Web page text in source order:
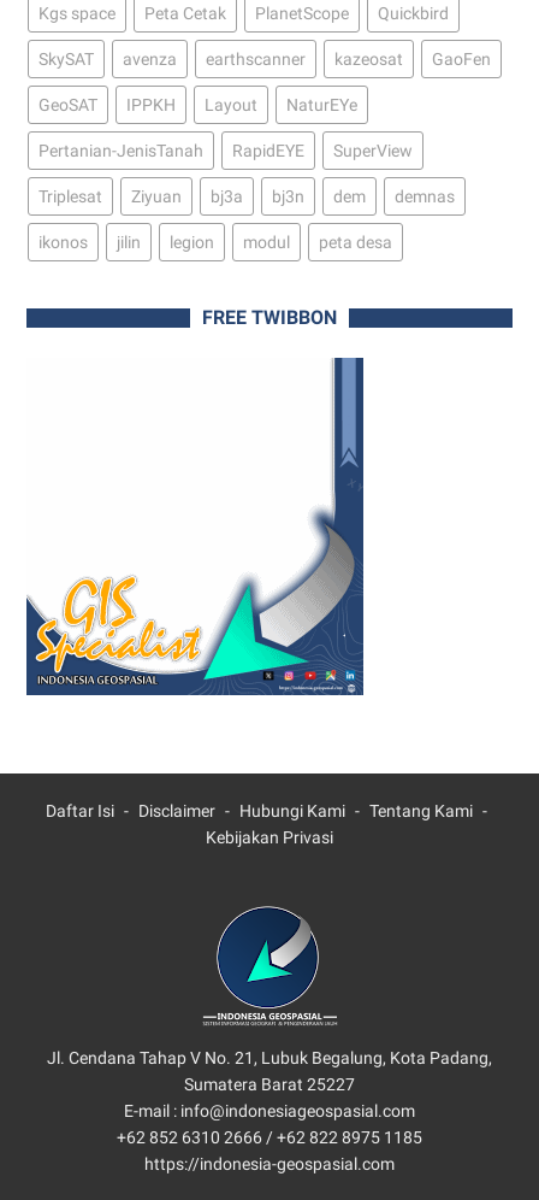
Kgs space Peta Cetak PlanetScope Quickbird
SkySAT avenza earthscanner kazeosat GaoFen
GeoSAT IPPKH Layout NaturEYe
Pertanian-JenisTanah RapidEYE SuperView
Triplesat Ziyuan bj3a bj3n dem demnas
ikonos jilin legion modul peta desa
FREE TWIBBON
Daftar Isi Disclaimer Hubungi Kami
Tentang Kami
Kebijakan Privasi
Jl. Cendana Tahap V No. 21, Lubuk Begalung, Kota Padang,
Sumatera Barat 25227
E-mail : info@indonesiageospasial.com
+62 852 6310 2666 /+62 822 8975 1185
https://indonesia-geospasial.com